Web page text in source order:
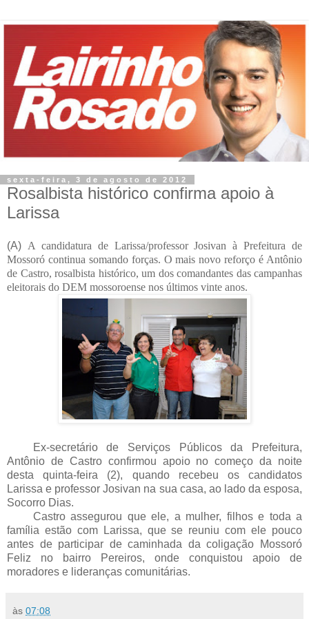
sexta-feira, 3 de agosto de 2012
Rosalbista histórico confirma apoio‏ à
Larissa
(A) A candidatura de Larissa/professor Josivan à Prefeitura de
Mossoró continua somando forças. O mais novo reforço é Antônio
de Castro, rosalbista histórico, um dos comandantes das campanhas
eleitorais do DEM mossoroense nos últimos vinte anos.
Ex-secretário de Serviços Públicos da Prefeitura,
Antônio de Castro confirmou apoio no começo da noite
desta quinta-feira (2), quando recebeu os candidatos
Larissa e professor Josivan na sua casa, ao lado da esposa,
Socorro Dias.
Castro assegurou que ele, a mulher, filhos e toda a
família estão com Larissa, que se reuniu com ele pouco
antes de participar de caminhada da coligação Mossoró
Feliz no bairro Pereiros, onde conquistou apoio de
moradores e lideranças comunitárias.
às 07:08